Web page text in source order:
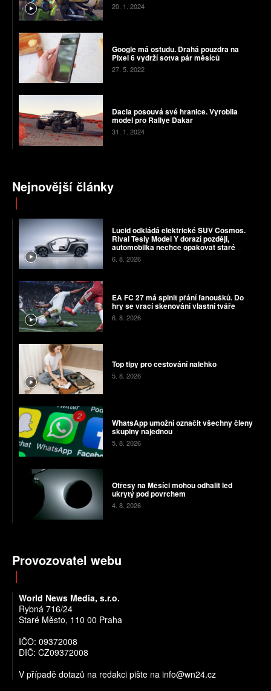
20. 1. 2024
Google má ostudu. Drahá pouzdra na
Pixel 6 vydrží sotva pár měsíců
27. 5. 2022
Dacia posouvá své hranice. Vyrobila
model pro Rallye Dakar
31. 1. 2024
Nejnovější články
Lucid odkládá elektrické SUV Cosmos.
Rival Tesly Model Y dorazí později,
automobilka nechce opakovat staré
chyby
6. 8. 2026
EA FC 27 má splnit přání fanoušků. Do
hry se vrací skenování vlastní tváře
6. 8. 2026
Top tipy pro cestování nalehko
5. 8. 2026
WhatsApp umožní označit všechny členy
skupiny najednou
5. 8. 2026
Otřesy na Měsíci mohou odhalit led
ukrytý pod povrchem
4. 8. 2026
Provozovatel webu
World News Media, s.r.o.
Rybná 716/24
Staré Město, 110 00 Praha
IČO: 09372008
DIČ: CZ09372008
V případě dotazů na redakci pište na info@wn24.cz